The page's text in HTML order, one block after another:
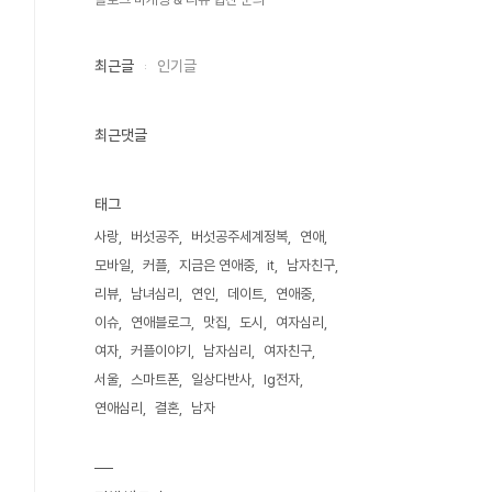
최근글 인기글
최근댓글
태그
사랑 버섯공주 버섯공주세계정복
연애
모바일
커플 지금은 연애중 it
남자친구
리뷰
남녀심리 연인 데이트
연애중
이슈
연애블로그 맛집 도시
여자심리
여자
커플이야기 남자심리
여자친구
서울
스마트폰 일상다반사
lg전자
연애심리
결혼 남자